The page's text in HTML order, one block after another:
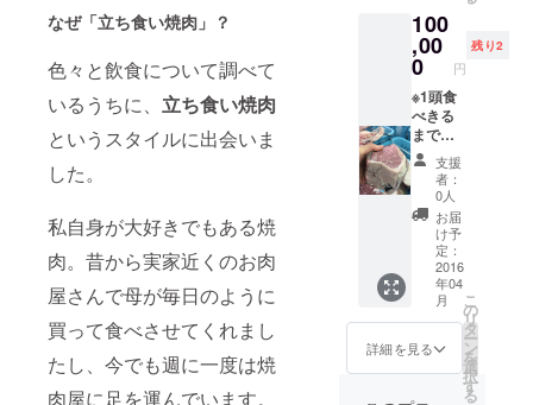
なぜ「立ち食い焼肉」？
色々と飲食について調べて
いるうちに、 立ち食い焼肉
というスタイルに出会いま
した。
私自身が大好きでもある焼
肉。昔から実家近くのお肉
屋さんで母が毎日のように
買って食べさせてくれまし
たし、今でも週に一度は焼
肉屋に足を運んでいます。
は4/7・
8の予定
です。
100
,00
0 円
残り2
※1頭食
べきる
まで店
内にお
名前を
掲示さ
せて頂
きま
す。ご
不要の
方は事
前にお
知らせ
くださ
い。 ※
ション
支援
者：
0人
お届
け予
定：
2016
年04
月
詳細を見る
こ
の
リ
タ
ー
ン
を
選
択
す
る